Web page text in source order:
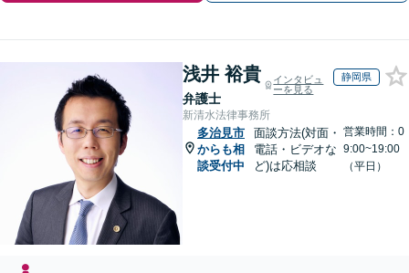
浅井 裕貴
弁護士
インタビュ
ーを見る
静岡県
新清水法律事務所
多治見市
からも相
談受付中
面談方法(対面・
電話・ビデオな
ど)は応相談
営業時間：0
9:00~19:00
（平日）